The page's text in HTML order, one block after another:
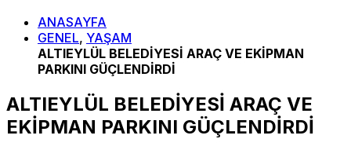
ANASAYFA
GENEL, YAŞAM
ALTIEYLÜL BELEDİYESİ ARAÇ VE EKİPMAN
PARKINI GÜÇLENDİRDİ
ALTIEYLÜL BELEDİYESİ ARAÇ VE
EKİPMAN PARKINI GÜÇLENDİRDİ